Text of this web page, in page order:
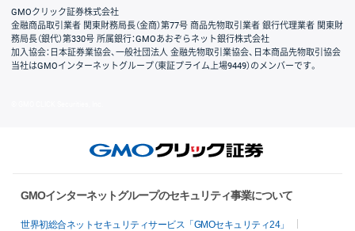
GMOクリック証券株式会社
金融商品取引業者 関東財務局長（金商）第77号 商品先物取引業者 銀行代理業者 関東財
務局長（銀代）第330号 所属銀行：GMOあおぞらネット銀行株式会社
加入協会：日本証券業協会、一般社団法人 金融先物取引業協会、日本商品先物取引協会
当社はGMOインターネットグループ（東証プライム上場9449）のメンバーです。
GMOインターネットグループのセキュリティ事業について
世界初総合ネットセキュリティサービス「GMOセキュリティ24」